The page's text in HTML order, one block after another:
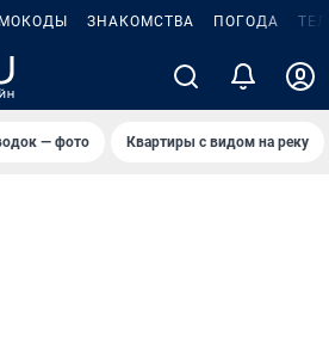
ЗНАКОМСТВА ПОГОДА
— фото Квартиры с видом на реку